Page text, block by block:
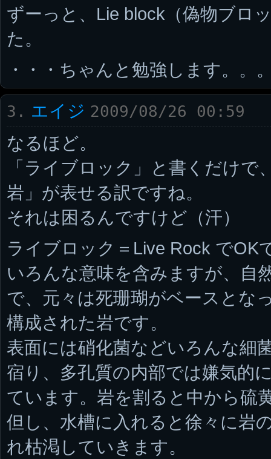
ずーっと、Lie block（偽物ブロ
た。
・・・ちゃんと勉強します。。
3. エイジ 2009/08/26 00:59
なるほど。
「ライブロック」と書くだけで
岩」が表せる訳ですね。
それは困るんですけど（汗）
ライブロック＝Live Rock でOK
いろんな意味を含みますが、自
で、元々は死珊瑚がベースとな
構成された岩です。
表面には硝化菌などいろんな細
宿り、多孔質の内部では嫌気的
ています。岩を割ると中から硫
但し、水槽に入れると徐々に岩
れ枯渇していきます。